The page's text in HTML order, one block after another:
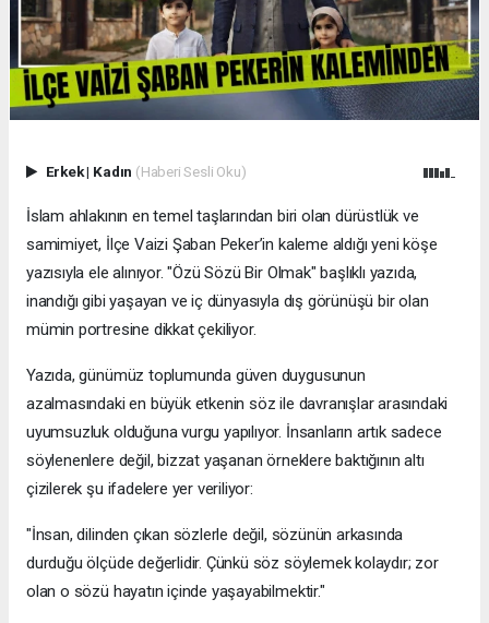
Erkek| Kadın (Haberi Sesli Oku)
İslam ahlakının en temel taşlarından biri olan dürüstlük ve
samimiyet, İlçe Vaizi Şaban Peker’in kaleme aldığı yeni köşe
yazısıyla ele alınıyor. "Özü Sözü Bir Olmak" başlıklı yazıda,
inandığı gibi yaşayan ve iç dünyasıyla dış görünüşü bir olan
mümin portresine dikkat çekiliyor.
​Yazıda, günümüz toplumunda güven duygusunun
azalmasındaki en büyük etkenin söz ile davranışlar arasındaki
uyumsuzluk olduğuna vurgu yapılıyor. İnsanların artık sadece
söylenenlere değil, bizzat yaşanan örneklere baktığının altı
çizilerek şu ifadelere yer veriliyor:
​"İnsan, dilinden çıkan sözlerle değil, sözünün arkasında
durduğu ölçüde değerlidir. Çünkü söz söylemek kolaydır; zor
olan o sözü hayatın içinde yaşayabilmektir."